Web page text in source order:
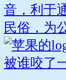
音，利于
民俗，为